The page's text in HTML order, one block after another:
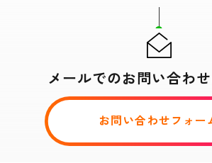
メールでのお問い合わ
お問い合わせフォー